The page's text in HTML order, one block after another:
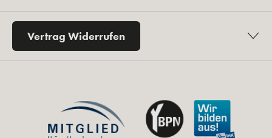
Vertrag Widerrufen